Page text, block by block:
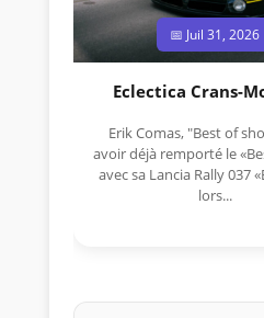
📅 Juil 31, 2026
Eclectica Crans-
Erik Comas, "Best of
avoir déjà remporté le
avec sa Lancia Rally 037
lors...